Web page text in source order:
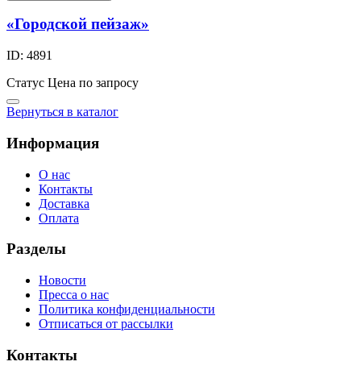
«Городской пейзаж»
ID: 4891
Статус Цена по запросу
Вернуться в каталог
Информация
О нас
Контакты
Доставка
Оплата
Разделы
Новости
Пресса о нас
Политика конфиденциальности
Отписаться от рассылки
Контакты